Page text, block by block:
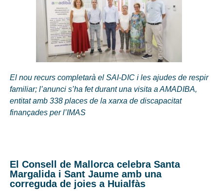
El nou recurs completarà el SAI-DIC i les ajudes de respir
familiar; l’anunci s’ha fet durant una visita a AMADIBA,
entitat amb 338 places de la xarxa de discapacitat
finançades per l’IMAS
El Consell de Mallorca celebra Santa
Margalida i Sant Jaume amb una
correguda de joies a Huialfàs